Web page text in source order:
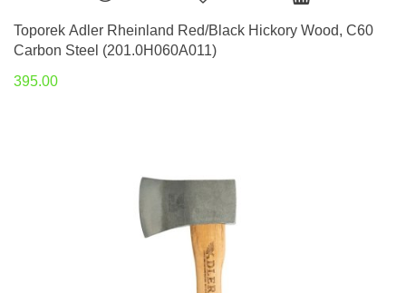
Toporek Adler Rheinland Red/Black Hickory Wood, C60
Carbon Steel (201.0H060A011)
395.00